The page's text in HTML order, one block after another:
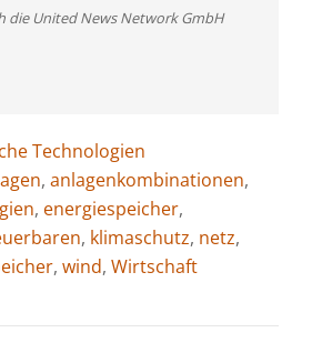
die United News Network GmbH
Technologien
, anlagenkombinationen,
, energiespeicher,
, klimaschutz, netz,
, wind, Wirtschaft